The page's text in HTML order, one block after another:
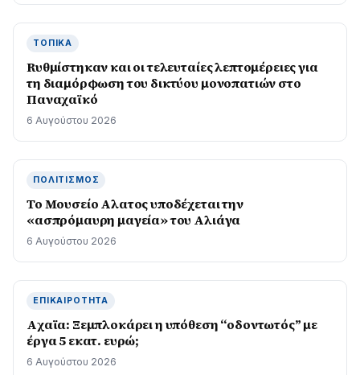
ΤΟΠΙΚΆ
Rυθμίστηκαν και οι τελευταίες λεπτομέρειες για
τη διαμόρφωση του δικτύου μονοπατιών στο
Παναχαϊκό
6 Αυγούστου 2026
ΠΟΛΙΤΙΣΜΌΣ
Το Μουσείο Αλατος υποδέχεται την
«ασπρόμαυρη μαγεία» του Αλιάγα
6 Αυγούστου 2026
ΕΠΙΚΑΙΡΌΤΗΤΑ
Aχαϊα: Ξεμπλοκάρει η υπόθεση “οδοντωτός” με
έργα 5 εκατ. ευρώ;
6 Αυγούστου 2026